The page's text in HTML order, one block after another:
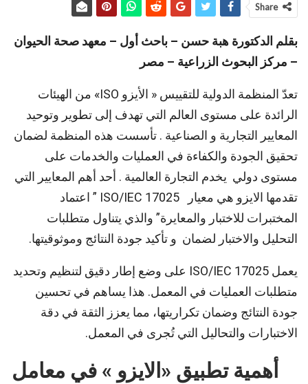
Share
بقلم الدكتورة هبة حسن – باحث أول – معهد صحة الحيوان
– مركز البحوث الزراعية – مصر
تعدّ المنظمة الدولية للتقييس « الأيزو ISO» من الهيئات
الرائدة على مستوى العالم التي تهدف إلى تطوير وتوحيد
المعايير التجارية و الصناعية . تأسست هذه المنظمة لضمان
تحقيق الجودة والكفاءة في العمليات والخدمات على
مستوى دولي يخدم التجارة العالمية . أحد أهم المعايير التي
تقدمها الايزو هي معيار ISO/IEC 17025 ” اعتماد
المختبرات للاختبار والمعايرة” والذي يتناول متطلبات
التحليل والاختبار لضمان و تأكيد جودة النتائج وموثوقيتها.
يعمل ISO/IEC 17025 على وضع إطار دقيق لتنظيم وتحديد
متطلبات العمليات في المعمل. هذا يساهم في تحسين
جودة النتائج وضمان تكراريتها، مما يعزز الثقة في دقة
الاختبارات والتحاليل التي تُجرى في المعمل.
أهمية تطبيق «الايزو » في معامل